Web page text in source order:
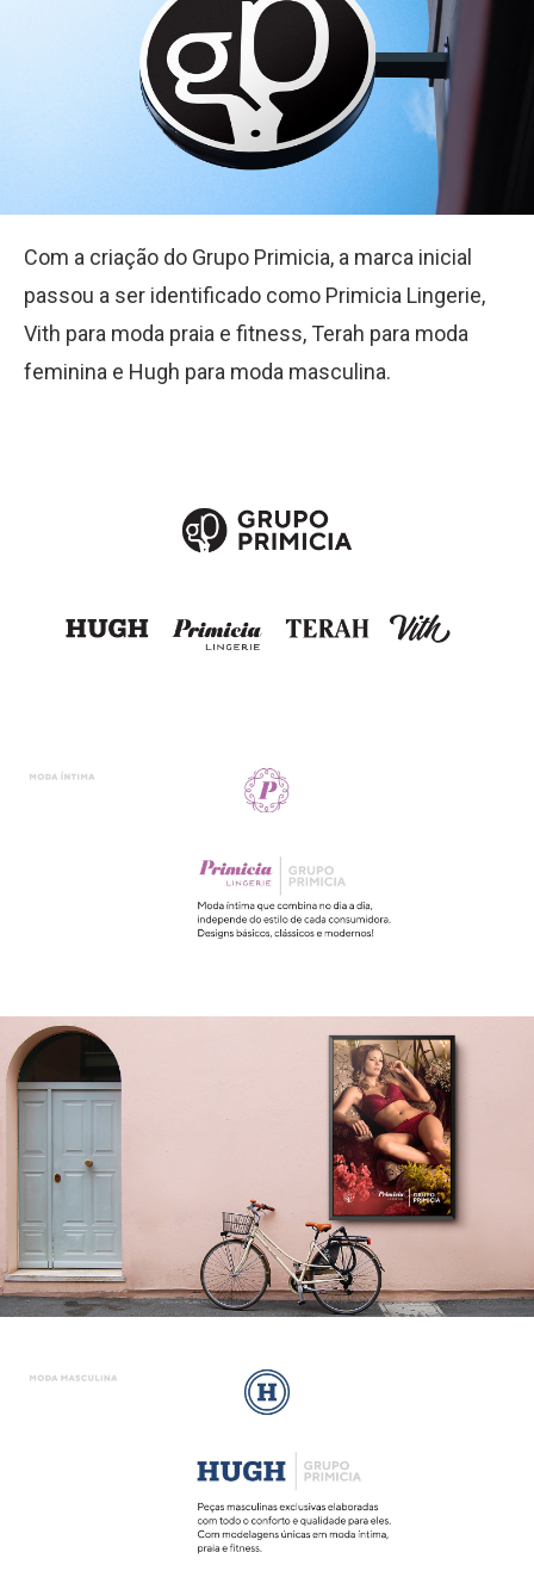
Com a criação do Grupo Primicia, a marca inicial
passou a ser identificado como Primicia Lingerie,
Vith para moda praia e fitness, Terah para moda
feminina e Hugh para moda masculina.